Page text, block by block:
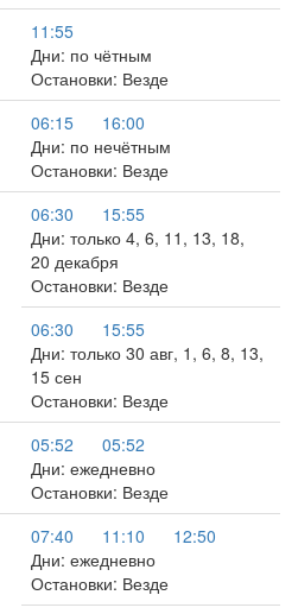
11:55
Дни: по чётным
Остановки: Везде
06:15
16:00
Дни: по нечётным
Остановки: Везде
06:30
15:55
Дни: только 4, 6, 11, 13, 18,
20 декабря
Остановки: Везде
06:30
15:55
Дни: только 30 авг, 1, 6, 8, 13,
15 сен
Остановки: Везде
05:52
05:52
Дни: ежедневно
Остановки: Везде
07:40 11:10
12:50
Дни: ежедневно
Остановки: Везде